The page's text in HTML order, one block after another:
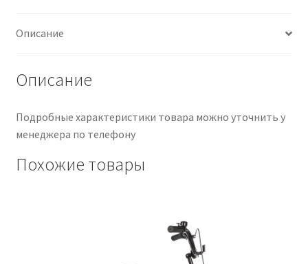
Описание
Описание
Подробные характеристики товара можно уточнить у
менеджера по телефону
Похожие товары